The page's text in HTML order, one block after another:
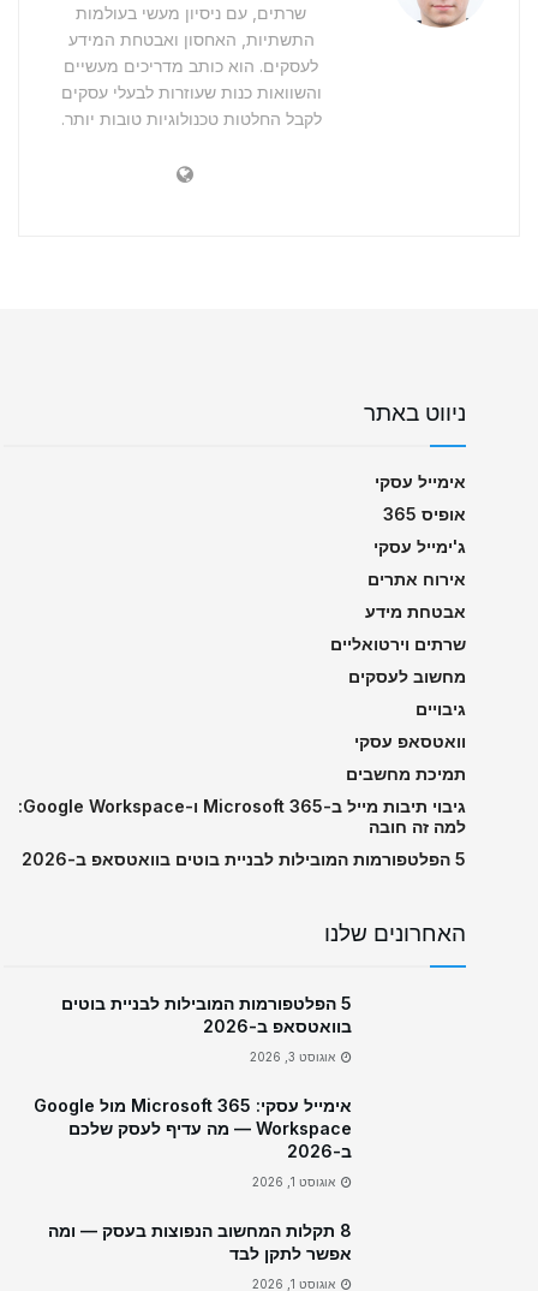
שרתים, עם ניסיון מעשי בעולמות
התשתיות, האחסון ואבטחת המידע
לעסקים. הוא כותב מדריכים מעשיים
והשוואות כנות שעוזרות לבעלי עסקים
לקבל החלטות טכנולוגיות טובות יותר.
ניווט באתר
אימייל עסקי
אופיס 365
ג'ימייל עסקי
אירוח אתרים
אבטחת מידע
שרתים וירטואליים
מחשוב לעסקים
גיבויים
וואטסאפ עסקי
תמיכת מחשבים
גיבוי תיבות מייל ב-Microsoft 365 ו-Google Workspace:
למה זה חובה
5 הפלטפורמות המובילות לבניית בוטים בוואטסאפ ב-2026
האחרונים שלנו
5 הפלטפורמות המובילות לבניית בוטים
בוואטסאפ ב-2026
אוגוסט 3, 2026
אימייל עסקי: Microsoft 365 מול Google
Workspace — מה עדיף לעסק שלכם
ב-2026
אוגוסט 1, 2026
8 תקלות המחשוב הנפוצות בעסק — ומה
אפשר לתקן לבד
אוגוסט 1, 2026